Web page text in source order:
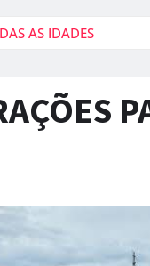
AS IDADES